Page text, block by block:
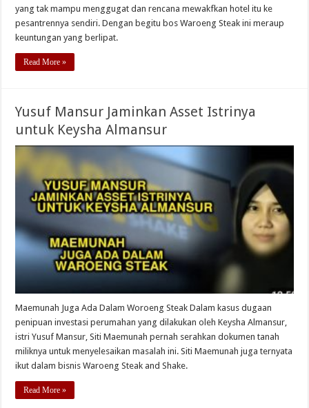
yang tak mampu menggugat dan rencana mewakfkan hotel itu ke
pesantrennya sendiri. Dengan begitu bos Waroeng Steak ini meraup
keuntungan yang berlipat.
Read More »
Yusuf Mansur Jaminkan Asset Istrinya
untuk Keysha Almansur
Maemunah Juga Ada Dalam Woroeng Steak Dalam kasus dugaan
penipuan investasi perumahan yang dilakukan oleh Keysha Almansur,
istri Yusuf Mansur, Siti Maemunah pernah serahkan dokumen tanah
miliknya untuk menyelesaikan masalah ini. Siti Maemunah juga ternyata
ikut dalam bisnis Waroeng Steak and Shake.
Read More »